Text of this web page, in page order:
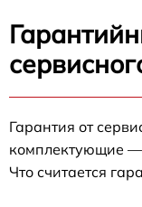
Гарантия от
комплектующие —
Что считается